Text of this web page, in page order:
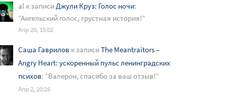
al к записи Джули Круз: Голос ночи:
“Ангельский голос, грустная история!”
Апр 20, 15:02
Саша Гаврилов к записиThe Meantraitors –
Angry Heart: ускоренный пульс ленинградских
психов: “Валерон, спасибо за ваш отзыв!”
Апр 2, 20:26